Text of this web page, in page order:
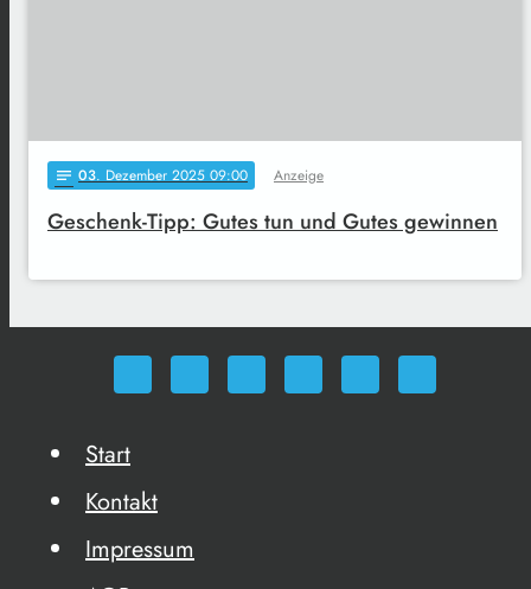
notes 03. Dezember 2025 09:00 Anzeige
Geschenk-Tipp: Gutes tun und Gutes gewinnen
Start
Kontakt
Impressum